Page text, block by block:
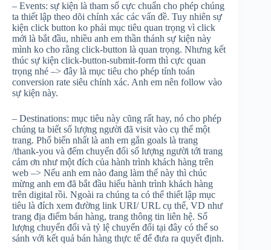
– Events: sự kiện là tham số cực chuẩn cho phép chúng
ta thiết lập theo dõi chính xác các vấn đề. Tuy nhiên sự
kiện click button ko phải mục tiêu quan trọng vì click
mới là bắt đầu, nhiều anh em thần thánh sự kiện này
mình ko cho rằng click-button là quan trọng. Nhưng kết
thúc sự kiện click-button-submit-form thì cực quan
trọng nhé –> đây là mục tiêu cho phép tính toán
conversion rate siêu chính xác. Anh em nên follow vào
sự kiện này.
– Destinations: mục tiêu này cũng rất hay, nó cho phép
chúng ta biết số lượng người đã visit vào cụ thể một
trang. Phổ biến nhất là anh em gắn goals là trang
/thank-you và đếm chuyển đổi số lượng người tới trang
cảm ơn như một đích của hành trình khách hàng trên
web –> Nếu anh em nào đang làm thế này thì chúc
mừng anh em đã bắt đầu hiểu hành trình khách hàng
trên digital rồi. Ngoài ra chúng ta có thể thiết lập mục
tiêu là đích xem đường link URI/ URL cụ thể, VD như
trang địa điểm bán hàng, trang thông tin liên hệ. Số
lượng chuyển đổi và tỷ lệ chuyển đổi tại đây có thể so
sánh với kết quả bán hàng thực tế để đưa ra quyết định.